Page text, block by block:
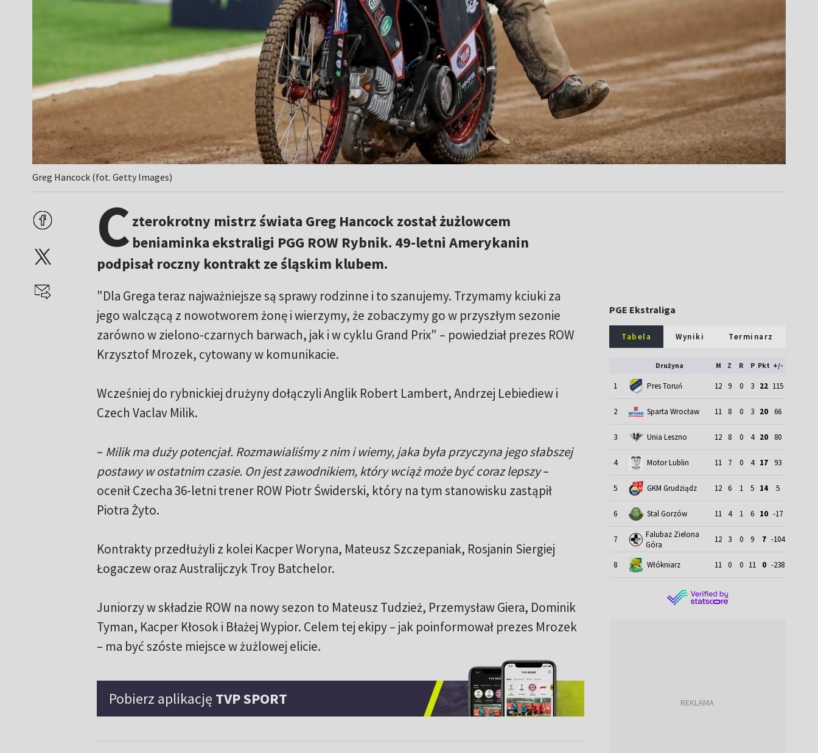
Greg Hancock (fot. Getty Images)
Czterokrotny mistrz świata Greg Hancock został żużlowcem
beniaminka ekstraligi PGG ROW Rybnik. 49-letni Amerykanin
podpisał roczny kontrakt ze śląskim klubem.
"Dla Grega teraz najważniejsze są sprawy rodzinne i to szanujemy. Trzymamy kciuki za
jego walczącą z nowotworem żonę i wierzymy, że zobaczymy go w przyszłym sezonie
zarówno w zielono-czarnych barwach, jak i w cyklu Grand Prix" – powiedział prezes ROW
Krzysztof Mrozek, cytowany w komunikacie.
Wcześniej do rybnickiej drużyny dołączyli Anglik Robert Lambert, Andrzej Lebiediew i
Czech Vaclav Milik.
– Milik ma duży potencjał. Rozmawialiśmy z nim i wiemy, jaka była przyczyna jego słabszej
postawy w ostatnim czasie. On jest zawodnikiem, który wciąż może być coraz lepszy–
ocenił Czecha 36-letni trener ROW Piotr Świderski, który na tym stanowisku zastąpił
Piotra Żyto.
Kontrakty przedłużyli z kolei Kacper Woryna, Mateusz Szczepaniak, Rosjanin Siergiej
Łogaczew oraz Australijczyk Troy Batchelor.
Juniorzy w składzie ROW na nowy sezon to Mateusz Tudzież, Przemysław Giera, Dominik
Tyman, Kacper Kłosok i Błażej Wypior. Celem tej ekipy – jak poinformował prezes Mrozek
– ma być szóste miejsce w żużlowej elicie.
Pobierz aplikację TVP SPORT
PGE Ekstraliga
Tabela Wyniki Terminarz
Drużyna M Z R P Pkt +/-
1 Pres Toruń 12 9 0 3 22 115
2 Sparta Wrocław 11 8 0 3 20 66
3 Unia Leszno 12 8 0 4 20 80
4 Motor Lublin 11 7 0 4 17 93
5 GKM Grudziądz 12 6 1 5 14 5
6 Stal Gorzów 11 4 1 6 10 -17
7
Falubaz Zielona
Góra
12 3 0 9 7 -104
8 Włókniarz 11 0 0 11 0 -238